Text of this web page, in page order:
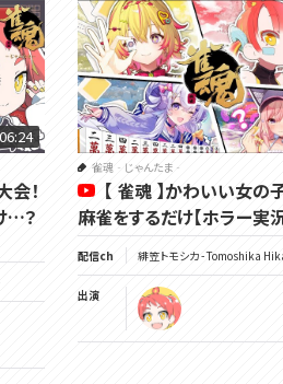
会！
…？
雀魂‐じゃんたま‐
【 雀魂 】かわいい女の
麻雀をするだけ【ホラー実
配信ch 緋笠トモシカ - Tomoshika
出演